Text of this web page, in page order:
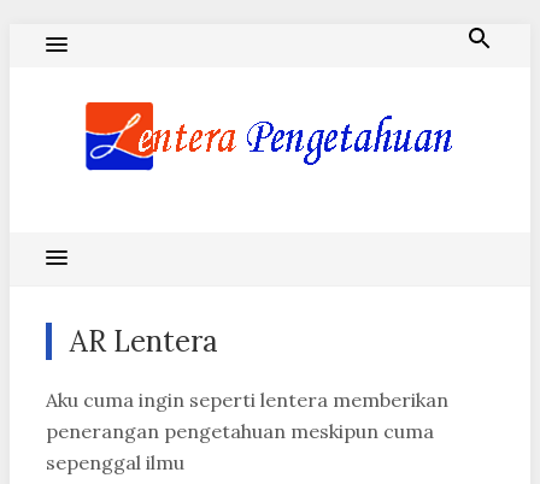
AR Lentera
Aku cuma ingin seperti lentera memberikan
penerangan pengetahuan meskipun cuma
sepenggal ilmu